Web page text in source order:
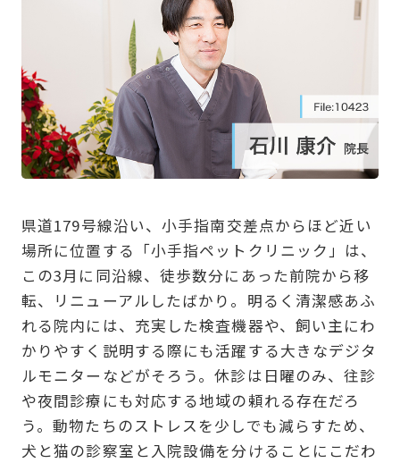
県道179号線沿い、小手指南交差点からほど近い
場所に位置する「小手指ペットクリニック」は、
この3月に同沿線、徒歩数分にあった前院から移
転、リニューアルしたばかり。明るく清潔感あふ
れる院内には、充実した検査機器や、飼い主にわ
かりやすく説明する際にも活躍する大きなデジタ
ルモニターなどがそろう。休診は日曜のみ、往診
や夜間診療にも対応する地域の頼れる存在だろ
う。動物たちのストレスを少しでも減らすため、
犬と猫の診察室と入院設備を分けることにこだわ